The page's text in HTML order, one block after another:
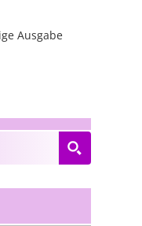
Ausgabe